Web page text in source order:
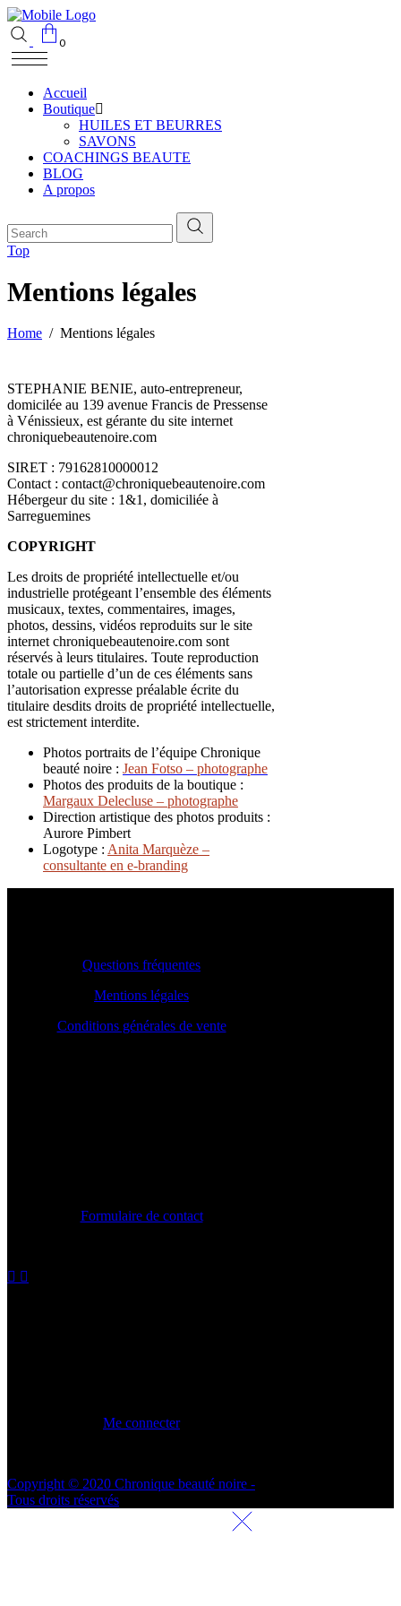
0
Accueil
Boutique
HUILES ET BEURRES
SAVONS
COACHINGS BEAUTE
BLOG
A propos
Top
Mentions légales
Home / Mentions légales
STEPHANIE BENIE, auto-entrepreneur,
domicilée au 139 avenue Francis de Pressense
à Vénissieux, est gérante du site internet
chroniquebeautenoire.com
SIRET : 79162810000012
Contact : contact@chroniquebeautenoire.com
Hébergeur du site : 1&1, domiciliée à
Sarreguemines
COPYRIGHT
Les droits de propriété intellectuelle et/ou
industrielle protégeant l’ensemble des éléments
musicaux, textes, commentaires, images,
photos, dessins, vidéos reproduits sur le site
internet chroniquebeautenoire.com sont
réservés à leurs titulaires. Toute reproduction
totale ou partielle d’un de ces éléments sans
l’autorisation expresse préalable écrite du
titulaire desdits droits de propriété intellectuelle,
est strictement interdite.
Photos portraits de l’équipe Chronique
beauté noire : Jean Fotso – photographe
Photos des produits de la boutique :
Margaux Delecluse – photographe
Direction artistique des photos produits :
Aurore Pimbert
Logotype : Anita Marquèze –
consultante en e-branding
Questions fréquentes
Mentions légales
Conditions générales de vente
Formulaire de contact
Me connecter
Copyright © 2020 Chronique beauté noire -
Tous droits réservés